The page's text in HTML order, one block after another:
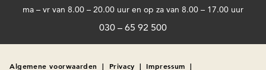
ma – vr van 8.00 – 20.00 uur en op za van 8.00 – 17.00 uur
030 – 65 92 500
Algemene voorwaarden | Privacy | Impressum |